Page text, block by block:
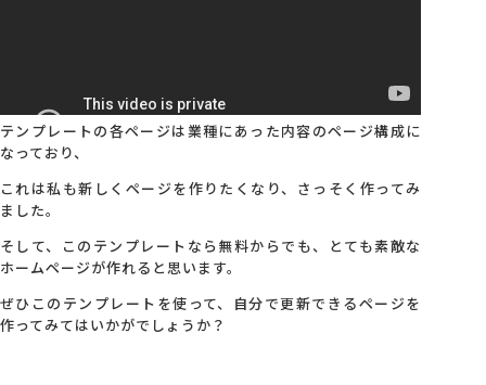
テンプレートの各ページは業種にあった内容のページ構成に
なっており、
これは私も新しくページを作りたくなり、さっそく作ってみ
ました。
そして、このテンプレートなら無料からでも、とても素敵な
ホームページが作れると思います。
ぜひこのテンプレートを使って、自分で更新できるページを
作ってみてはいかがでしょうか？